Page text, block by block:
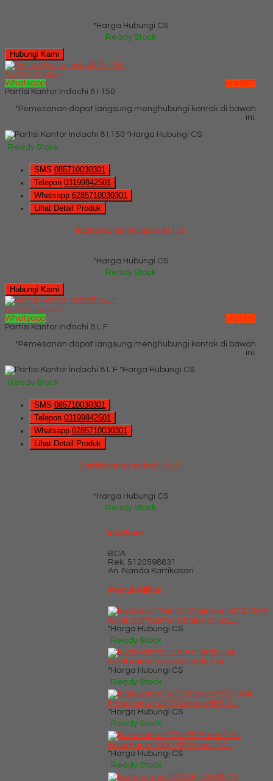
*Harga Hubungi CS
Ready Stock
Hubungi Kami
QUICK ORDER
Whatsapp
via SMS
Partisi Kantor Indachi 8 I 150
*Pemesanan dapat langsung menghubungi kontak di bawah
ini:
*Harga Hubungi CS
Ready Stock
SMS 085710030301
Telepon 03199842501
Whatsapp 6285710030301
Lihat Detail Produk
Partisi Kantor Indachi 8 I 150
*Harga Hubungi CS
Ready Stock
Hubungi Kami
QUICK ORDER
Whatsapp
via SMS
Partisi Kantor Indachi 8 L F
*Pemesanan dapat langsung menghubungi kontak di bawah
ini:
*Harga Hubungi CS
Ready Stock
SMS 085710030301
Telepon 03199842501
Whatsapp 6285710030301
Lihat Detail Produk
Partisi Kantor Indachi 8 L F
*Harga Hubungi CS
Ready Stock
Info Bank
BCA
Rek. 5120598831
An. Nanda Kartikasari
Produk Pilihan
Kursi Staff Kantor Chairman SC....
*Harga Hubungi CS
Ready Stock
Kursi Kantor DONATI Veris 1 AL
*Harga Hubungi CS
Ready Stock
Meja Kantor VIP M Series MRS-1....
*Harga Hubungi CS
Ready Stock
Kursi Kantor DONATI Finest 2 A....
*Harga Hubungi CS
Ready Stock